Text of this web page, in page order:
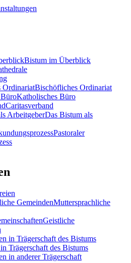
Bistum im Überblick
Bischöfliches Ordinariat
Katholisches Büro
Caritasverband
Das Bistum als
Pastoraler
Muttersprachliche
Geistliche
Trägerschaft des Bistums